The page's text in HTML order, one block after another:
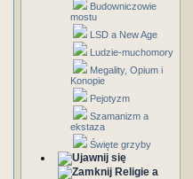
Budowniczowie
mostu
LSD a New Age
Ludzie-muchomory
Megality, Opium i
Konopie
Pejotyzm
Szamanizm a
ekstaza
Święte grzyby
Religie a